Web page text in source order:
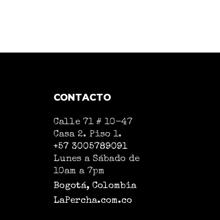
CONTACTO
Calle 71 # 10-47
Casa 2. Piso 1.
+57 3005789091
Lunes a Sábado de
10am a 7pm
Bogotá, Colombia
LaPercha.com.co